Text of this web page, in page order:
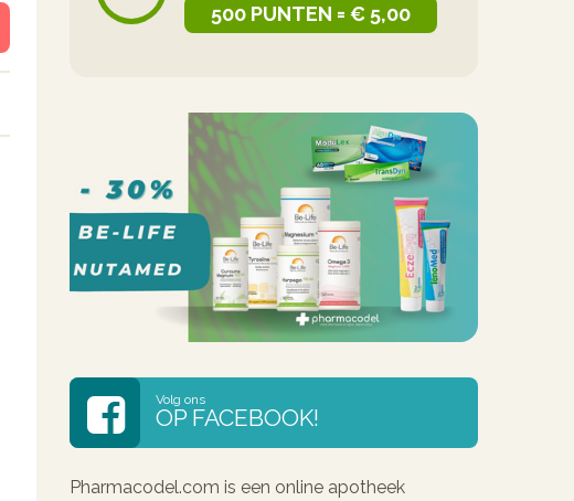
500 PUNTEN = € 5,00
Volg ons
OP FACEBOOK!
Pharmacodel.com is een online apotheek